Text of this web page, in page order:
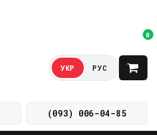
(093) 006-04-85
УКР РУС
0